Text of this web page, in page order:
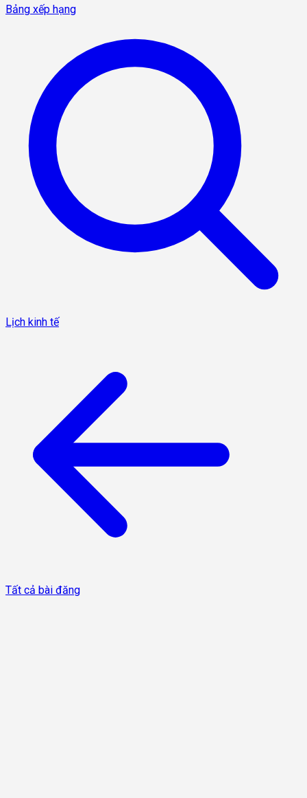
Bảng xếp hạng
Lịch kinh tế
Tất cả bài đăng